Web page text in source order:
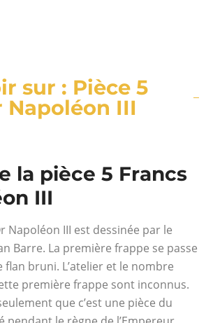
sur : Pièce 5
Napoléon III
la pièce 5 Francs
III
Napoléon III est dessinée par le
Barre. La première frappe se passe
flan bruni. L’atelier et le nombre
première frappe sont inconnus.
que c’est une pièce du